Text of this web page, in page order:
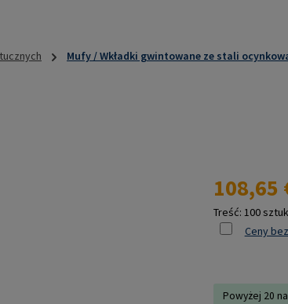
Mufy / Wkładki gwintowane ze stali
Cena
108,65
Treść: 100 sztuk
Ceny
Powyżej 20